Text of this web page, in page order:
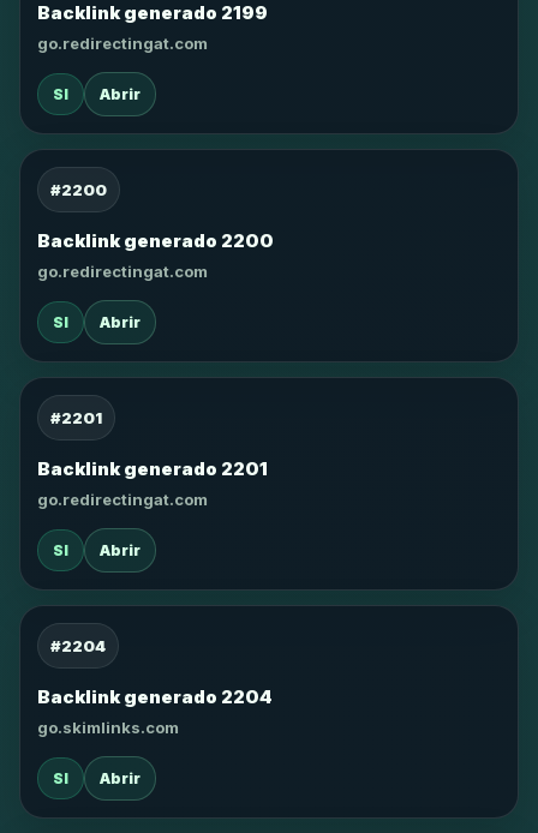
Backlink generado 2199
go.redirectingat.com
SI Abrir
#2200
Backlink generado 2200
go.redirectingat.com
SI Abrir
#2201
Backlink generado 2201
go.redirectingat.com
SI Abrir
#2204
Backlink generado 2204
go.skimlinks.com
SI Abrir